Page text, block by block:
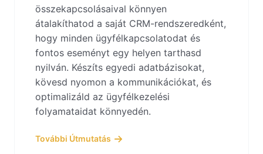
összekapcsolásaival könnyen
átalakíthatod a saját CRM-rendszeredként,
hogy minden ügyfélkapcsolatodat és
fontos eseményt egy helyen tarthasd
nyilván. Készíts egyedi adatbázisokat,
kövesd nyomon a kommunikációkat, és
optimalizáld az ügyfélkezelési
folyamataidat könnyedén.
További Útmutatás